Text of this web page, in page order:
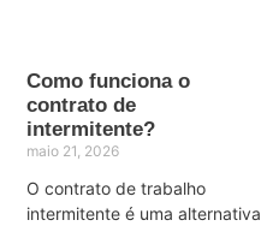
Como funciona o
contrato de
intermitente?
maio 21, 2026
O contrato de trabalho
intermitente é uma alternativa